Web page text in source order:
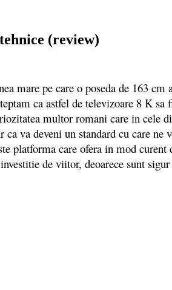
(review)
mare pe care o poseda de 163
ca astfel de televizoare 8 K
multor romani care in
va deveni un standard cu care
platforma care ofera in mod
de viitor, deoarece sunt